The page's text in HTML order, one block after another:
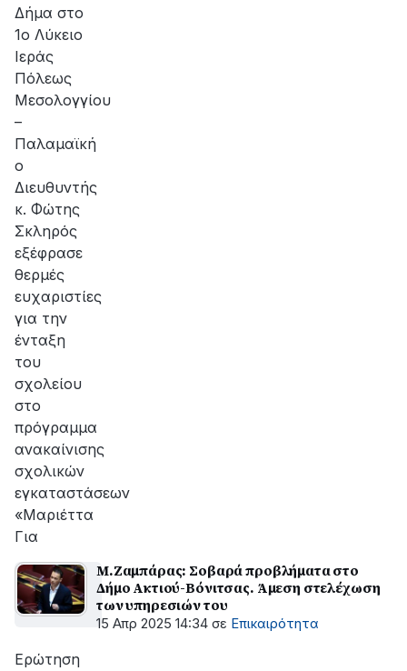
Δήμα στο
1ο Λύκειο
Ιεράς
Πόλεως
Μεσολογγίου
–
Παλαμαϊκή
ο
Διευθυντής
κ. Φώτης
Σκληρός
εξέφρασε
θερμές
ευχαριστίες
για την
ένταξη
του
σχολείου
στο
πρόγραμμα
ανακαίνισης
σχολικών
εγκαταστάσεων
«Μαριέττα
Για
Μ.Ζαμπάρας: Σοβαρά προβλήματα στο
Δήμο Ακτιού-Βόνιτσας. Άμεση στελέχωση
των υπηρεσιών του
15 Απρ 2025 14:34 σε Επικαιρότητα
Ερώτηση